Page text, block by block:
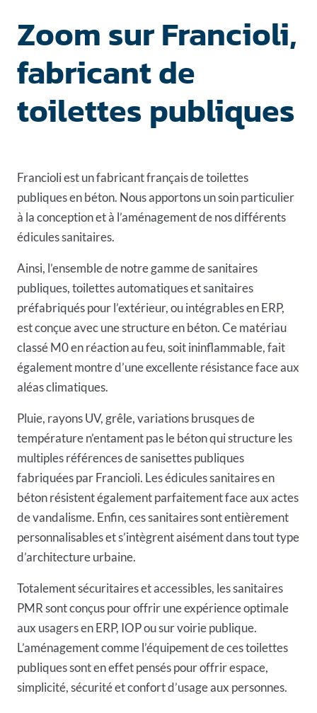
Zoom sur Francioli,
fabricant de
toilettes publiques
Francioli est un fabricant français detoilettes
publiques en béton. Nous apportons un soin particulier
à la conception et à l’aménagement de nos différents
édicules sanitaires.
Ainsi, l’ensemble de notre gamme de sanitaires
publiques, toilettes automatiques et sanitaires
préfabriqués pour l’extérieur, ou intégrables en ERP,
est conçue avec une structure en béton. Ce matériau
classé M0 en réaction au feu, soit ininflammable, fait
également montre d’une excellente résistance face aux
aléas climatiques.
Pluie, rayons UV, grêle, variations brusques de
température n’entament pas le béton qui structure les
multiples références de sanisettes publiques
fabriquées par Francioli. Les édicules sanitaires en
béton résistent également parfaitement face aux actes
de vandalisme. Enfin, ces sanitaires sont entièrement
personnalisables et s’intègrent aisément dans tout type
d’architecture urbaine.
Totalement sécuritaires et accessibles, les sanitaires
PMR sont conçus pour offrir une expérience optimale
aux usagers en ERP, IOP ou sur voirie publique.
L’aménagement comme l’équipement de ces toilettes
publiques sont en effet pensés pour offrir espace,
simplicité, sécurité et confort d’usage aux personnes.